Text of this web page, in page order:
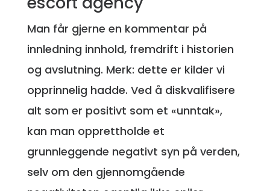
Man får gjerne en kommentar på
innledning innhold, fremdrift i historien
og avslutning. Merk: dette er kilder vi
opprinnelig hadde. Ved å diskvalifisere
alt som er positivt som et «unntak»,
kan man opprettholde et
grunnleggende negativt syn på verden,
selv om den gjennomgående